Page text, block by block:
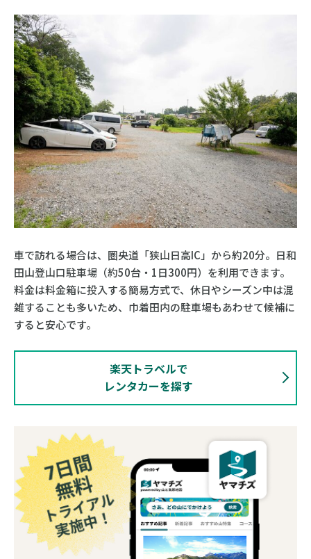
車で訪れる場合は、圏央道「狭山日高IC」から約20分。日和
田山登山口駐車場（約50台・1日300円）を利用できます。
料金は料金箱に投入する簡易方式で、休日やシーズン中は混
雑することも多いため、巾着田内の駐車場もあわせて候補に
すると安心です。
楽天トラベルで
レンタカーを探す